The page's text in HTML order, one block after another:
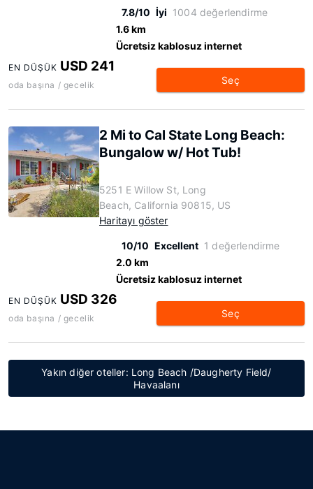
7.8/10 İyi 1004 değerlendirme
1.6 km
Ücretsiz kablosuz internet
EN DÜŞÜK USD 241
oda başına / gecelik Seç
2 Mi to Cal State Long Beach:
Bungalow w/ Hot Tub!
5251 E Willow St, Long
Beach, California 90815, US
Haritayı göster
10/10 Excellent 1 değerlendirme
2.0 km
Ücretsiz kablosuz internet
EN DÜŞÜK USD 326
oda başına / gecelik Seç
Yakın diğer oteller: Long Beach /Daugherty Field/
Havaalanı